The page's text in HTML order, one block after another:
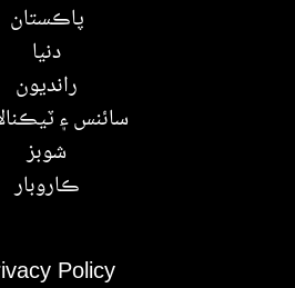
Policy
پاڪستان
دنيا
رانديون
سائنس ۽
شوبز
ڪاروبار